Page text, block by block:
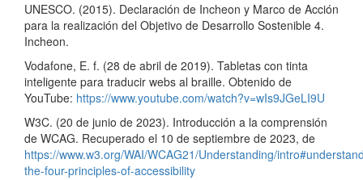
UNESCO. (2015). Declaración de Incheon y Marco de Acción
para la realización del Objetivo de Desarrollo Sostenible 4.
Incheon.
Vodafone, E. f. (28 de abril de 2019). Tabletas con tinta
inteligente para traducir webs al braille. Obtenido de
YouTube: https://www.youtube.com/watch?v=wIs9JGeLI9U
W3C. (20 de junio de 2023). Introducción a la comprensión
de WCAG. Recuperado el 10 de septiembre de 2023, de
https://www.w3.org/WAI/WCAG21/Understanding/
the-four-principles-of-accessibility